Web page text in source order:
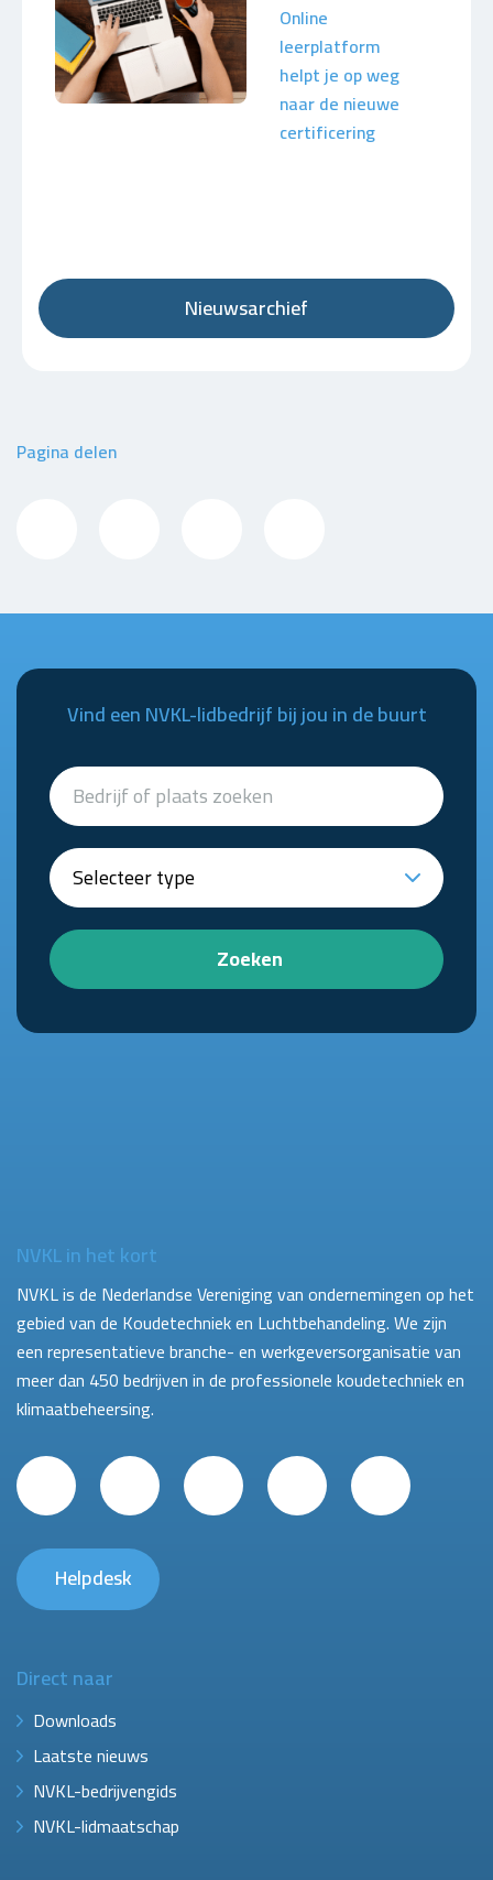
Online
leerplatform
helpt je op weg
naar de nieuwe
certificering
Nieuwsarchief
Pagina delen
Vind een NVKL-lidbedrijf bij jou in de buurt
Zoeken
NVKL in het kort
NVKL is de Nederlandse Vereniging van ondernemingen op het
gebied van de Koudetechniek en Luchtbehandeling. We zijn
een representatieve branche- en werkgeversorganisatie van
meer dan 450 bedrijven in de professionele koudetechniek en
klimaatbeheersing.
Helpdesk
Direct naar
Downloads
Laatste nieuws
NVKL-bedrijvengids
NVKL-lidmaatschap